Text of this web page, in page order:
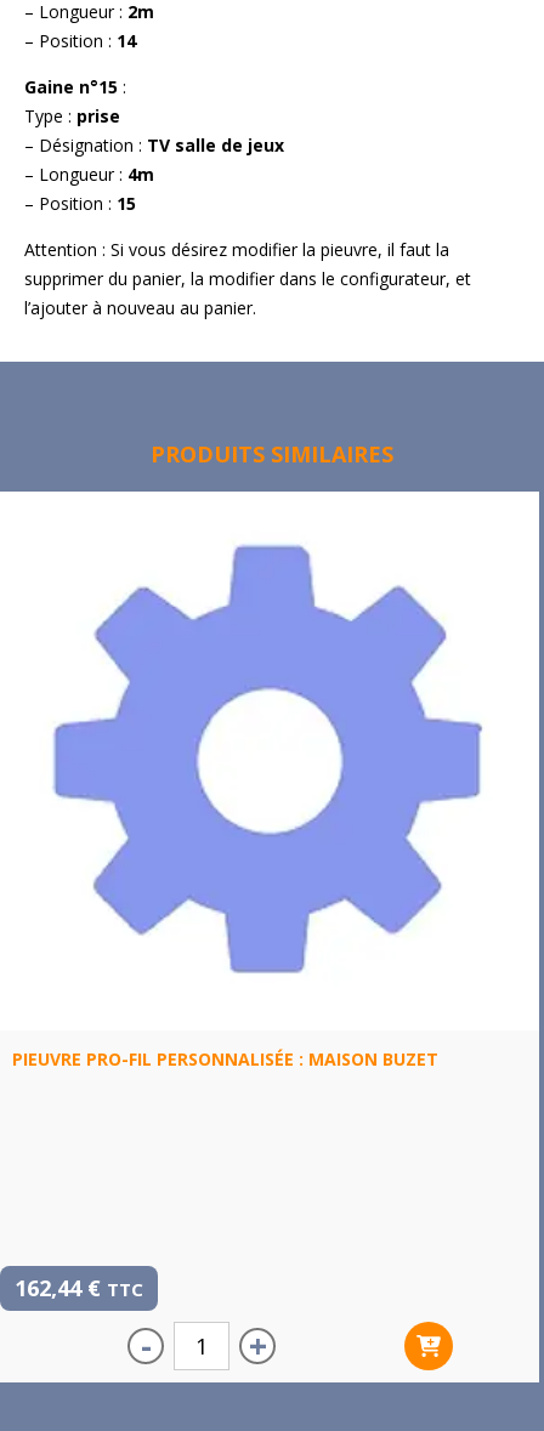
– Longueur : 2m
– Position : 14
Gaine n°15 :
Type : prise
– Désignation : TV salle de jeux
– Longueur : 4m
– Position : 15
Attention : Si vous désirez modifier la pieuvre, il faut la
supprimer du panier, la modifier dans le configurateur, et
l’ajouter à nouveau au panier.
PRODUITS SIMILAIRES
PIEUVRE PRO-FIL PERSONNALISÉE : MAISON BUZET
162,44 € TTC
- +